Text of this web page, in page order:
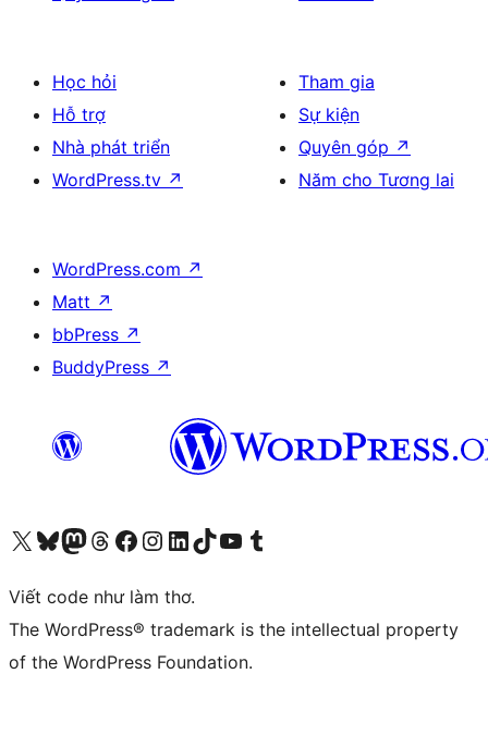
Học hỏi
Hỗ trợ
Nhà phát triển
WordPress.tv ↗
Tham gia
Sự kiện
Quyên góp ↗
Năm cho Tương lai
WordPress.com ↗
Matt ↗
bbPress ↗
BuddyPress ↗
Truy cập tài khoản X (trước đây là Twitter) của chúng tôiVisit our Bluesky account
Visit our Mastodon account
Visit our Threads account
Xem trang Facebook của chúng tôiTruy cập tài khoản Instagram của chúng tôiTruy cập tài khoản LinkedIn của chúng tôiVisit our TikTok account
Truy cập kênh YouTube của chúng tôi Visit our Tumblr account
Viết code như làm thơ.
The WordPress® trademark is the intellectual property
of the WordPress Foundation.